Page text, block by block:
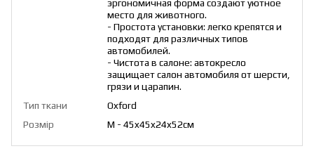
эргономичная форма создают уютное
место для животного.
- Простота установки: легко крепятся и
подходят для различных типов
автомобилей.
- Чистота в салоне: автокресло
защищает салон автомобиля от шерсти,
грязи и царапин.
Тип ткани
Oxford
Розмір
M - 45x45x24x52см